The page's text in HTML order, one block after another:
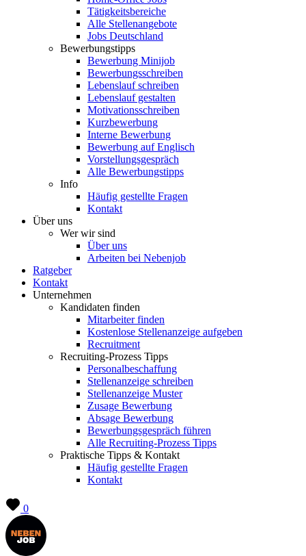
Tätigkeitsbereiche
Alle Stellenangebote
Jobs Deutschland
Bewerbungstipps
Bewerbung Minijob
Bewerbungsschreiben
Lebenslauf schreiben
Lebenslauf gestalten
Motivationsschreiben
Kurzbewerbung
Interne Bewerbung
Bewerbung auf Englisch
Vorstellungsgespräch
Alle Bewerbungstipps
Info
Häufig gestellte Fragen
Kontakt
Über uns
Wer wir sind
Über uns
Arbeiten bei Nebenjob
Ratgeber
Kontakt
Unternehmen
Kandidaten finden
Mitarbeiter finden
Kostenlose Stellenanzeige aufgeben
Recruitment
Recruiting-Prozess Tipps
Personalbeschaffung
Stellenanzeige schreiben
Stellenanzeige Muster
Zusage Bewerbung
Absage Bewerbung
Bewerbungsgespräch führen
Alle Recruiting-Prozess Tipps
Praktische Tipps & Kontakt
Häufig gestellte Fragen
Kontakt
0